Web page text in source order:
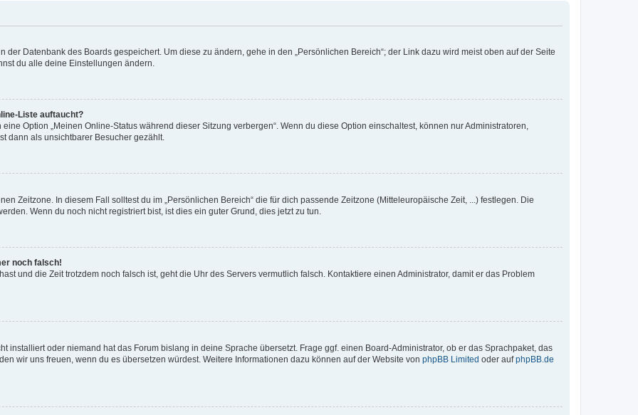
Datenbank des Boards gespeichert. Um diese zu ändern, gehe in den „Persönlichen Bereich“; der Link dazu wird meist oben auf der Seite
du alle deine Einstellungen ändern.
Liste auftaucht?
Option „Meinen Online-Status während dieser Sitzung verbergen“. Wenn du diese Option einschaltest, können nur Administratoren,
dann als unsichtbarer Besucher gezählt.
Zeitzone. In diesem Fall solltest du im „Persönlichen Bereich“ die für dich passende Zeitzone (Mitteleuropäische Zeit, ...) festlegen. Die
Wenn du noch nicht registriert bist, ist dies ein guter Grund, dies jetzt zu tun.
noch falsch!
und die Zeit trotzdem noch falsch ist, geht die Uhr des Servers vermutlich falsch. Kontaktiere einen Administrator, damit er das Problem
installiert oder niemand hat das Forum bislang in deine Sprache übersetzt. Frage ggf. einen Board-Administrator, ob er das Sprachpaket, das
wir uns freuen, wenn du es übersetzen würdest. Weitere Informationen dazu können auf der Website von phpBB Limited oder aufphpBB.de